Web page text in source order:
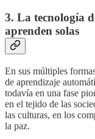
3. La tecnología
aprenden solas
En sus múltiples
de aprendizaje
todavía en una fase
en el tejido de las
las culturas, en los
la paz.